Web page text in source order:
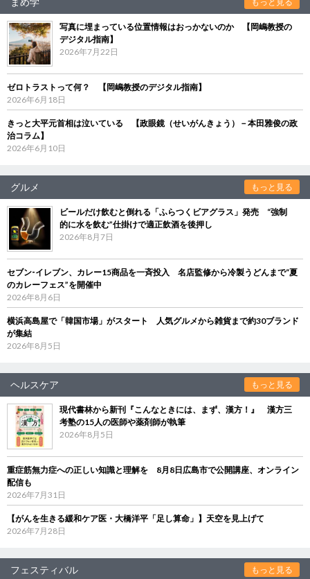
写真に埋まっている位置情報はおっかないのか 【岡嶋教授の
デジタル指南】
2026年7月22日
ゼロトラストって何？ 【岡嶋教授のデジタル指南】
2026年6月18日
きっと大平元首相は泣いている 【政眼鏡（せいがんきょう）－本田雅俊の政
治コラム】
2026年6月10日
グルメ もっと見る
ビールだけ飲むと倒れる「ふらつくビアグラス」発売 “強制
的に水を飲む”仕掛けで適正飲酒を後押し
2026年8月7日
セブン‐イレブン、カレー15商品を一斉投入 名店監修から冷製うどんまで“夏
のカレーフェス”を開催中
2026年8月6日
横浜高島屋で「韓国市場」がスタート 人気グルメから雑貨まで約30ブランド
が集結
2026年8月5日
ヘルスケア もっと見る
現代書林から新刊『こんなときには、まず、漢方！』 漢方三
考塾の15人の医師や薬剤師が執筆
2026年8月5日
重症筋無力症への正しい知識と理解を 8月8日広島市で公開講座、オンライン
配信も
2026年7月31日
【がんを生きる緩和ケア医・大橋洋平「足し算命」】天空を見上げて
2026年7月28日
フェスティバル もっと見る